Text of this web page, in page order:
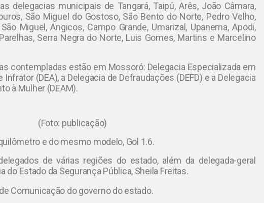
delegacias municipais de Tangará, Taipú, Arês, João Câmara,
São Miguel do Gostoso, São Bento do Norte, Pedro Velho,
Miguel, Angicos, Campo Grande, Umarizal, Upanema, Apodi,
Serra Negra do Norte, Luis Gomes, Martins e Marcelino
contempladas estão em Mossoró: Delegacia Especializada em
(DEA), a Delegacia de Defraudações (DEFD) e a Delegacia
à Mulher (DEAM).
(Foto: publicação)
e do mesmo modelo, Gol 1.6.
de várias regiões do estado, além da delegada-geral
do Estado da Segurança Pública, Sheila Freitas.
Comunicação do governo do estado.